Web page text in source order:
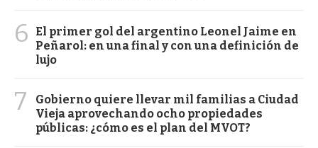
6
El primer gol del argentino Leonel Jaime en
Peñarol: en una final y con una definición de
lujo
7
Gobierno quiere llevar mil familias a Ciudad
Vieja aprovechando ocho propiedades
públicas: ¿cómo es el plan del MVOT?